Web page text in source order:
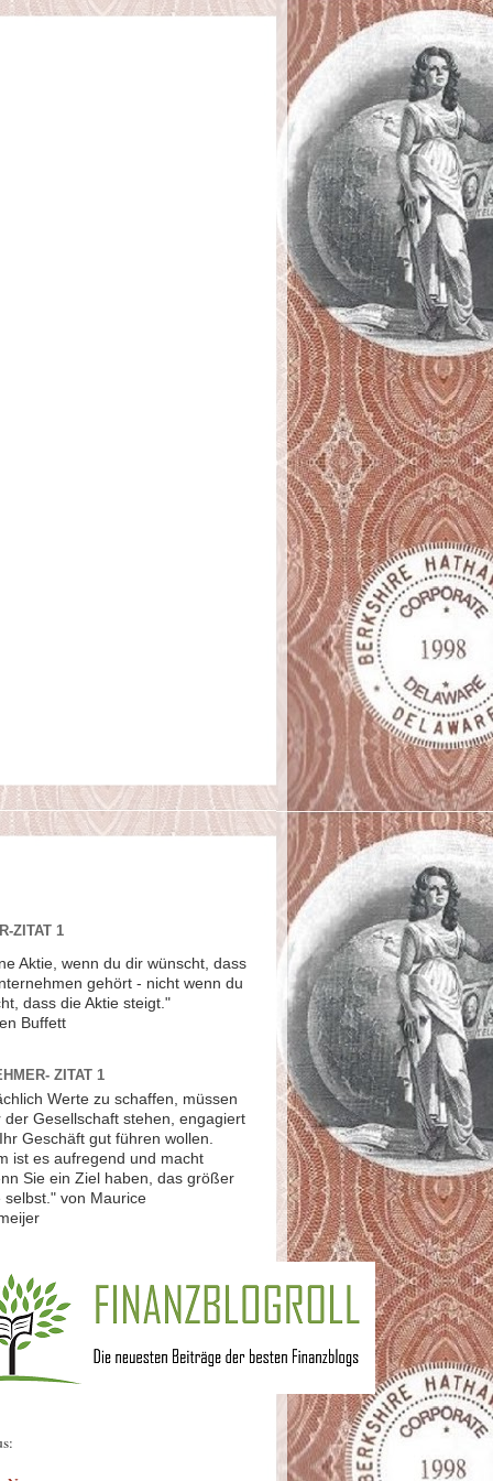
ZITAT 1
Aktie, wenn du dir wünscht, dass
gehört - nicht wenn du
dass die Aktie steigt."
Buffett
ZITAT 1
Werte zu schaffen, müssen
der Gesellschaft stehen, engagiert
Geschäft gut führen wollen.
ist es aufregend und macht
Sie ein Ziel haben, das größer
selbst." von Maurice